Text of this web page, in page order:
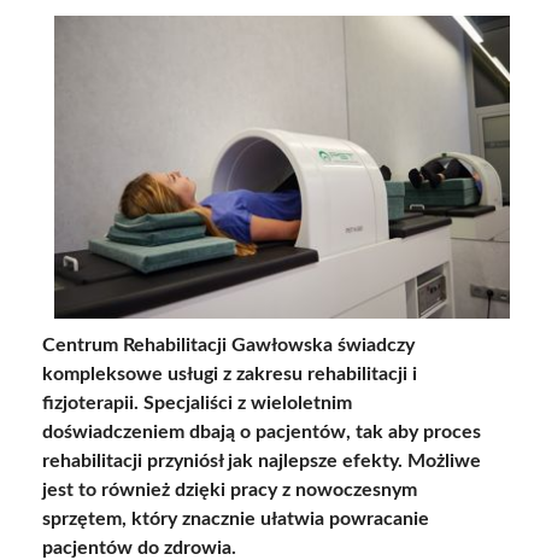
Centrum Rehabilitacji Gawłowska świadczy
kompleksowe usługi z zakresu rehabilitacji i
fizjoterapii. Specjaliści z wieloletnim
doświadczeniem dbają o pacjentów, tak aby proces
rehabilitacji przyniósł jak najlepsze efekty. Możliwe
jest to również dzięki pracy z nowoczesnym
sprzętem, który znacznie ułatwia powracanie
pacjentów do zdrowia.